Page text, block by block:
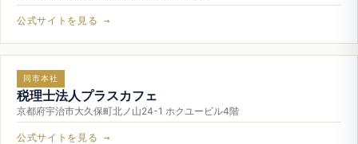
公式サイトを見る →
同市本社
税理士法人プラスカフェ
京都府宇治市大久保町北ノ山24-1 ホクユービル4階
公式サイトを見る →